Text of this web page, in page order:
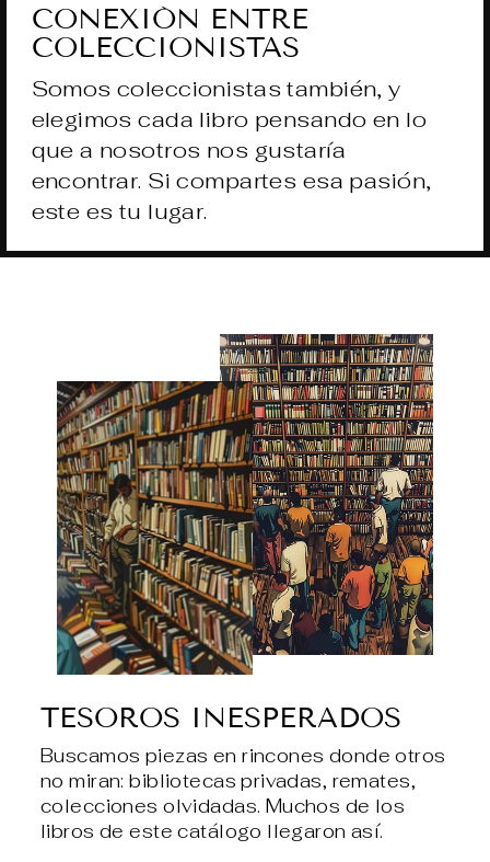
CONEXIÓN ENTRE
COLECCIONISTAS
Somos coleccionistas también, y
elegimos cada libro pensando en lo
que a nosotros nos gustaría
encontrar. Si compartes esa pasión,
este es tu lugar.
TESOROS INESPERADOS
Buscamos piezas en rincones donde otros
no miran: bibliotecas privadas, remates,
colecciones olvidadas. Muchos de los
libros de este catálogo llegaron así.